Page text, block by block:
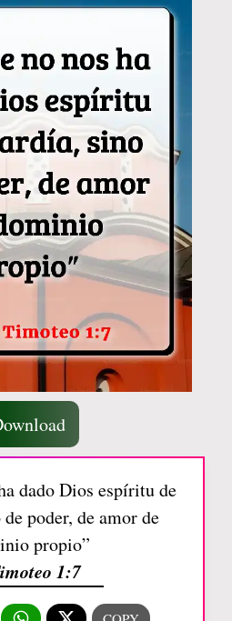
dado Dios espíritu de
poder, de amor de
propio”
1:7